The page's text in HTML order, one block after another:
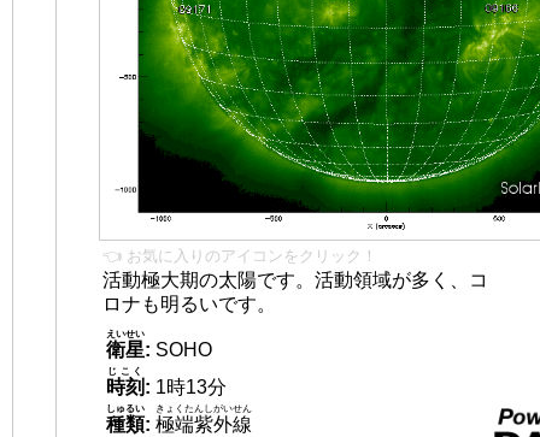
👈 お気に入りのアイコンをクリック！
活動極大期の太陽です。活動領域が多く、コ
ロナも明るいです。
衛星
えいせい
: SOHO
時刻
じこく
: 1時13分
種類
しゅるい
: 極端紫外線
きょくたんしがいせん